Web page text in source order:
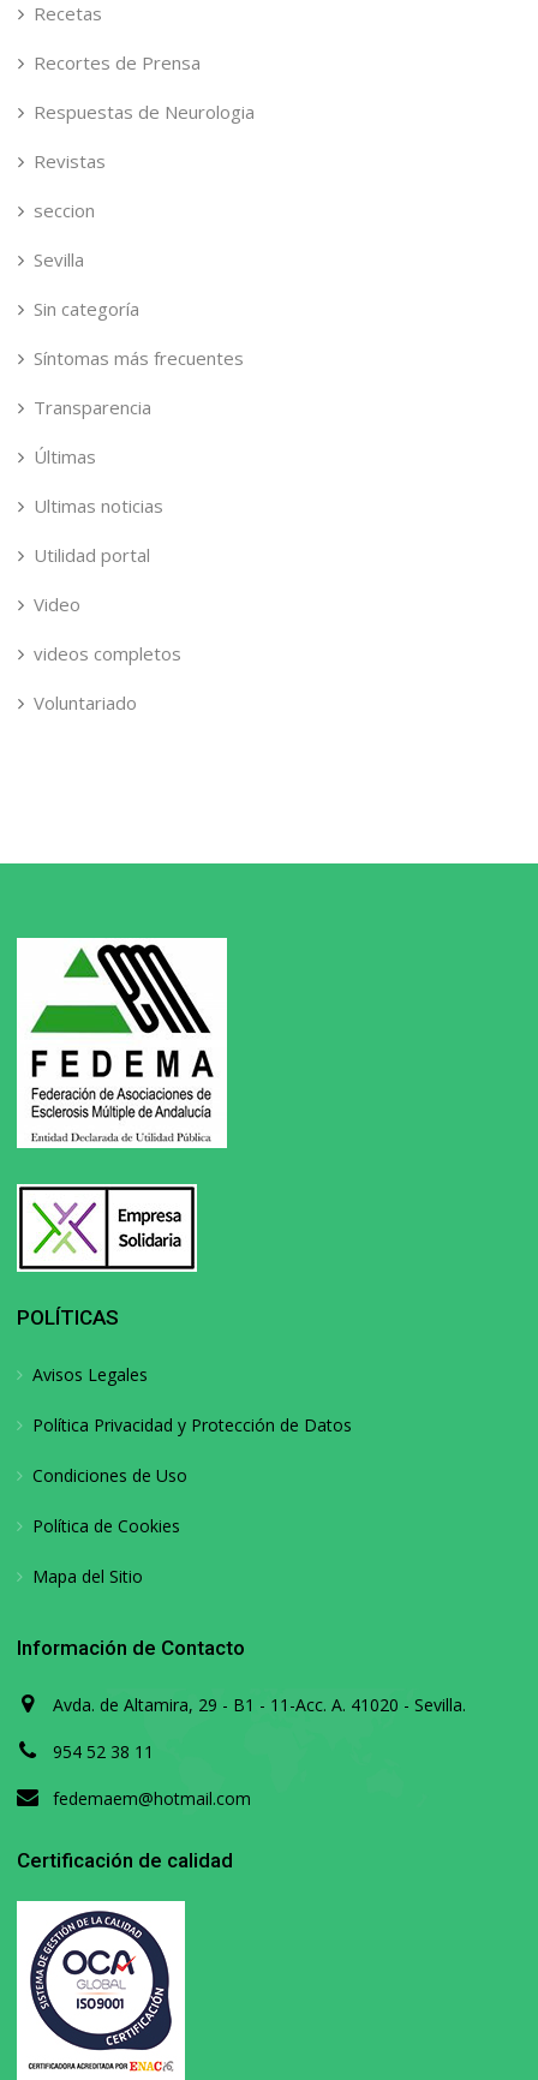
Recetas
Recortes de Prensa
Respuestas de Neurologia
Revistas
seccion
Sevilla
Sin categoría
Síntomas más frecuentes
Transparencia
Últimas
Ultimas noticias
Utilidad portal
Video
videos completos
Voluntariado
POLÍTICAS
Avisos Legales
Política Privacidad y Protección de Datos
Condiciones de Uso
Política de Cookies
Mapa del Sitio
Información de Contacto
Avda. de Altamira, 29 - B1 - 11-Acc. A. 41020 - Sevilla.
954 52 38 11
fedemaem@hotmail.com
Certificación de calidad